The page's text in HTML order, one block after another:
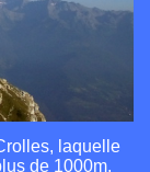
laquelle
de 1000m.